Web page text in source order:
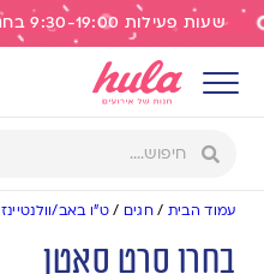
שעות פעילות 9:30-19:00 בחנות | משלוח חינם מעל 299 ש"ח
עמוד הבית /חגים /ט"ו באב/וולנטיינז
בחרו סרט סאטן